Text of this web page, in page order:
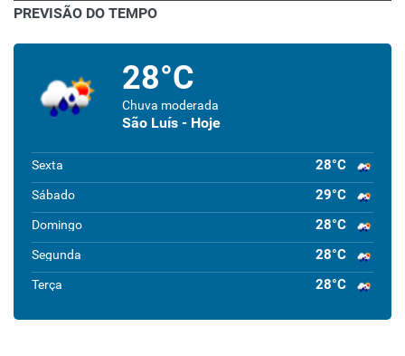
PREVISÃO DO TEMPO
28°C
Chuva moderada
São Luís - Hoje
Sexta 28°C
Sábado 29°C
Domingo 28°C
Segunda 28°C
Terça 28°C